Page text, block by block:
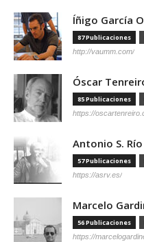
Íñigo García
87 Publicaciones
http://vaumm.com/
Óscar
85 Publicaciones
https://
Antonio S.
57 Publicaciones
https://asrv.es/
Marcelo
56 Publicaciones
https://